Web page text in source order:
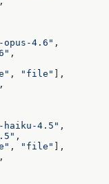
4.6" ,
,
, "file"
],
,
haiku-4.5" ,
,
, "file"
],
,